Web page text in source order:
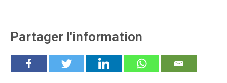
Partager l'information